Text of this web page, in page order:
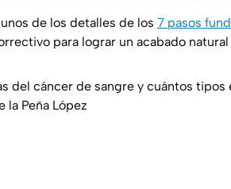
de los detalles de los 7 pasos
para lograr un acabado natural
del cáncer de sangre y cuántos
la Peña López